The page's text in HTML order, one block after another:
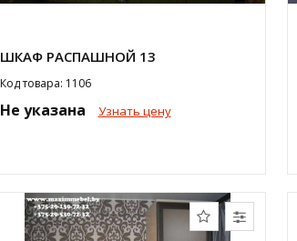
ШКАФ РАСПАШНОЙ 13
Код товара: 1106
Не указана Узнать цену